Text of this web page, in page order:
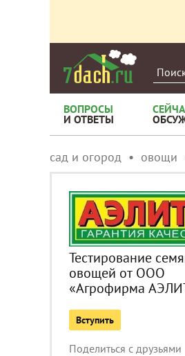
ВОПРОСЫ
И ОТВЕТЫ
сад и огород овощи
Тестирование
овощей от ООО
«Агрофирма
Вступить
Поделиться с друзьями